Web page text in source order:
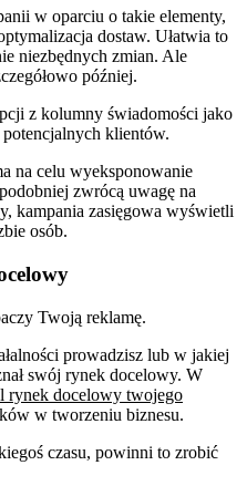
w oparciu o takie elementy,
dostaw. Ułatwia to
niezbędnych zmian. Ale
później.
z kolumny świadomości jako
klientów.
na celu wyeksponowanie
zwrócą uwagę na
kampania zasięgowa wyświetli
osób.
Twoją reklamę.
prowadzisz lub w jakiej
swój rynek docelowy. W
rynek docelowy twojego
w tworzeniu biznesu.
czasu, powinni to zrobić